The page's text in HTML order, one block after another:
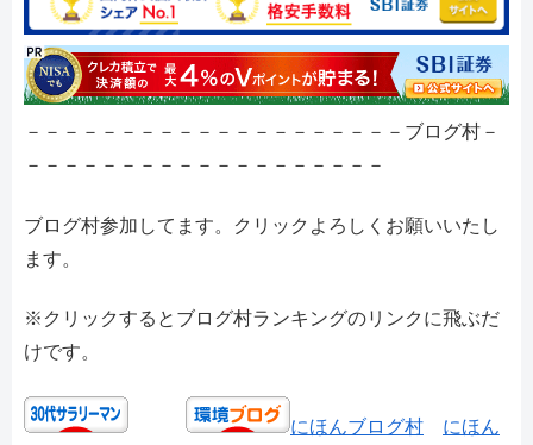
－－－－－－－－－－－－－－－－－－－－ブログ村－
－－－－－－－－－－－－－－－－－－－
ブログ村参加してます。クリックよろしくお願いいたし
ます。
※クリックするとブログ村ランキングのリンクに飛ぶだ
けです。
にほんブログ村
にほん